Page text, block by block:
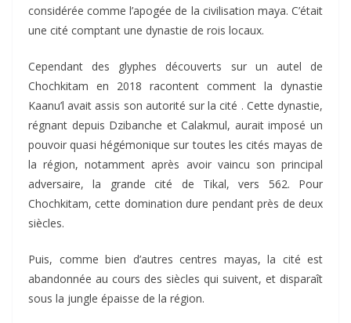
considérée comme l’apogée de la civilisation maya. C’était
une cité comptant une dynastie de rois locaux.
Cependant des glyphes découverts sur un autel de
Chochkitam en 2018 racontent comment la dynastie
Kaanu’l avait assis son autorité sur la cité . Cette dynastie,
régnant depuis Dzibanche et Calakmul, aurait imposé un
pouvoir quasi hégémonique sur toutes les cités mayas de
la région, notamment après avoir vaincu son principal
adversaire, la grande cité de Tikal, vers 562. Pour
Chochkitam, cette domination dure pendant près de deux
siècles.
Puis, comme bien d’autres centres mayas, la cité est
abandonnée au cours des siècles qui suivent, et disparaît
sous la jungle épaisse de la région.